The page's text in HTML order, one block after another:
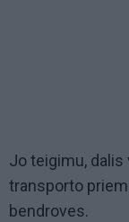
Jo teigimu,
transporto
bendroves.